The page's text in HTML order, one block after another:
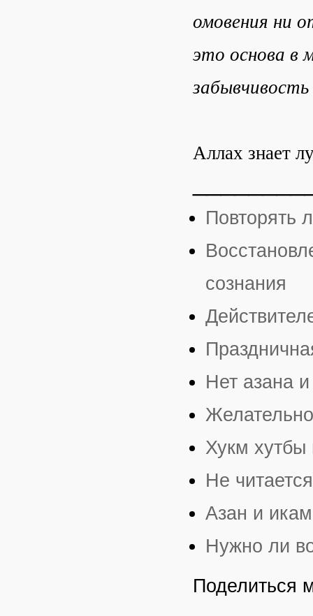
омовения ни
это основа в
Аллах знает
Повторять
сознания
Нет азана
Хукм хутбы
Не
Азан и
Нужно ли
Поделиться